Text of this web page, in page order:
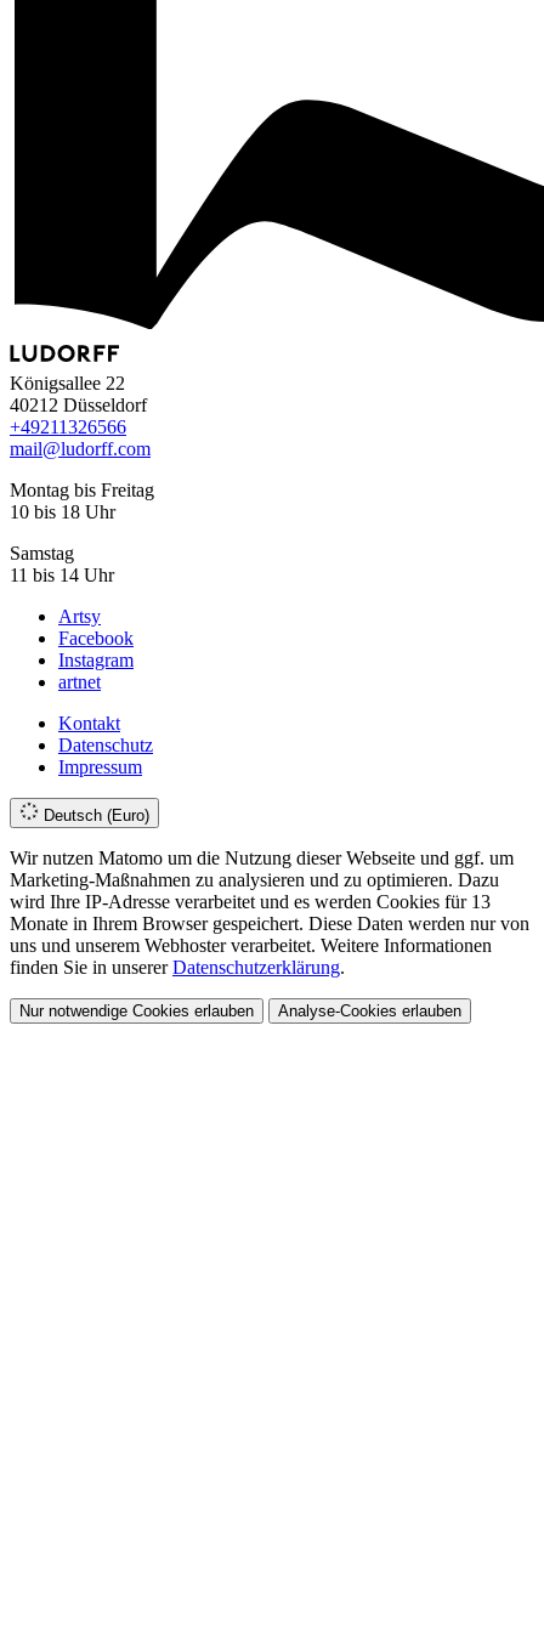
Königsallee 22
40212 Düsseldorf
+49211326566
mail@ludorff.com
Montag bis Freitag
10 bis 18 Uhr
Samstag
11 bis 14 Uhr
Artsy
Facebook
Instagram
artnet
Kontakt
Datenschutz
Impressum
Deutsch (Euro)
Wir nutzen Matomo um die Nutzung dieser Webseite und ggf. um
Marketing-Maßnahmen zu analysieren und zu optimieren. Dazu
wird Ihre IP-Adresse verarbeitet und es werden Cookies für 13
Monate in Ihrem Browser gespeichert. Diese Daten werden nur von
uns und unserem Webhoster verarbeitet. Weitere Informationen
finden Sie in unsererDatenschutzerklärung.
Nur notwendige Cookies erlauben Analyse-Cookies erlauben